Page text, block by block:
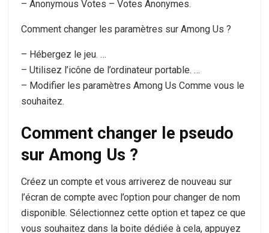
– Anonymous Votes – Votes Anonymes.
Comment changer les paramètres sur Among Us ?
– Hébergez le jeu. …
– Utilisez l’icône de l’ordinateur portable. …
– Modifier les paramètres Among Us Comme vous le
souhaitez.
Comment changer le pseudo
sur Among Us ?
Créez un compte et vous arriverez de nouveau sur
l’écran de compte avec l’option pour changer de nom
disponible. Sélectionnez cette option et tapez ce que
vous souhaitez dans la boite dédiée à cela, appuyez